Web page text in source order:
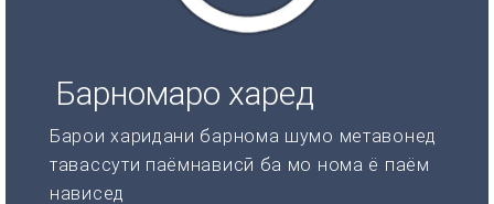
Барномаро харед
Барои харидани барнома шумо метавонед
тавассути паёмнависӣ ба мо нома ё паём
нависед